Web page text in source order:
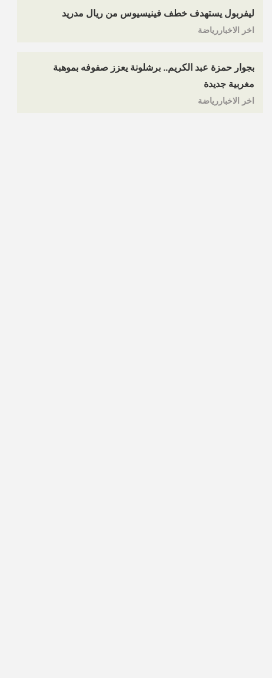
ليفربول يستهدف خطف فينيسيوس من ريال مدريد
اخر الاخباررياضة
بجوار حمزة عبد الكريم.. برشلونة يعزز صفوفه بموهبة
مغربية جديدة
اخر الاخباررياضة